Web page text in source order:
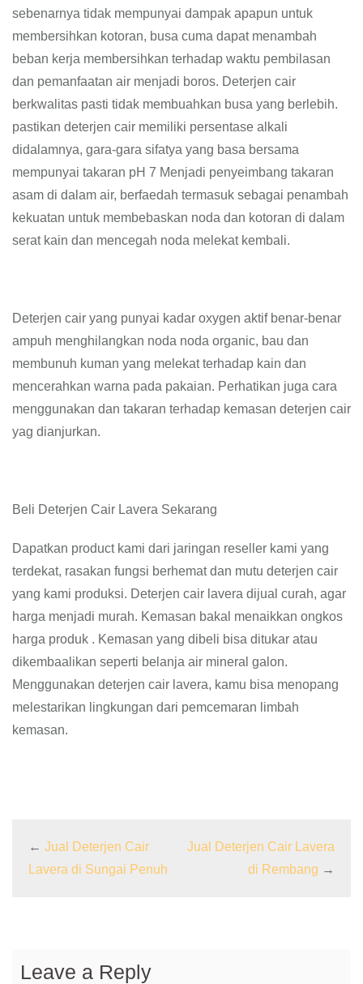
sebenarnya tidak mempunyai dampak apapun untuk
membersihkan kotoran, busa cuma dapat menambah
beban kerja membersihkan terhadap waktu pembilasan
dan pemanfaatan air menjadi boros. Deterjen cair
berkwalitas pasti tidak membuahkan busa yang berlebih.
pastikan deterjen cair memiliki persentase alkali
didalamnya, gara-gara sifatya yang basa bersama
mempunyai takaran pH 7 Menjadi penyeimbang takaran
asam di dalam air, berfaedah termasuk sebagai penambah
kekuatan untuk membebaskan noda dan kotoran di dalam
serat kain dan mencegah noda melekat kembali.
Deterjen cair yang punyai kadar oxygen aktif benar-benar
ampuh menghilangkan noda noda organic, bau dan
membunuh kuman yang melekat terhadap kain dan
mencerahkan warna pada pakaian. Perhatikan juga cara
menggunakan dan takaran terhadap kemasan deterjen cair
yag dianjurkan.
Beli Deterjen Cair Lavera Sekarang
Dapatkan product kami dari jaringan reseller kami yang
terdekat, rasakan fungsi berhemat dan mutu deterjen cair
yang kami produksi. Deterjen cair lavera dijual curah, agar
harga menjadi murah. Kemasan bakal menaikkan ongkos
harga produk . Kemasan yang dibeli bisa ditukar atau
dikembaalikan seperti belanja air mineral galon.
Menggunakan deterjen cair lavera, kamu bisa menopang
melestarikan lingkungan dari pemcemaran limbah
kemasan.
← Jual Deterjen Cair
Lavera di Sungai Penuh
Jual Deterjen Cair Lavera
di Rembang →
Leave a Reply